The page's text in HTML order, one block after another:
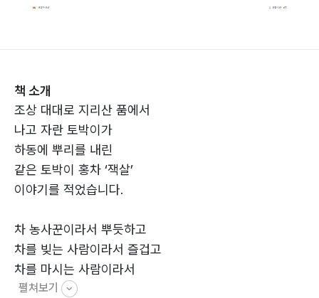
책 소개
조상 대대로 지리산 품에서
나고 자란 토박이가
하동에 뿌리를 내린
같은 토박이 홍차 ‘잭살’
이야기를 적었습니다.
차 농사꾼이라서 뿌듯하고
차를 빚는 사람이라서 즐겁고
차를 마시는 사람이라서
행복합니다.
펼쳐보기